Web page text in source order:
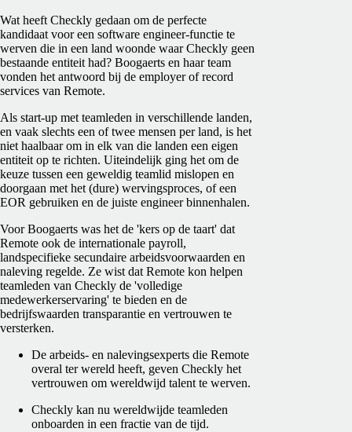
Wat heeft Checkly gedaan om de perfecte
kandidaat voor een software engineer-functie te
werven die in een land woonde waar Checkly geen
bestaande entiteit had? Boogaerts en haar team
vonden het antwoord bij de employer of record
services van Remote.
Als start-up met teamleden in verschillende landen,
en vaak slechts een of twee mensen per land, is het
niet haalbaar om in elk van die landen een eigen
entiteit op te richten. Uiteindelijk ging het om de
keuze tussen een geweldig teamlid mislopen en
doorgaan met het (dure) wervingsproces, of een
EOR gebruiken en de juiste engineer binnenhalen.
Voor Boogaerts was het de 'kers op de taart' dat
Remote ook de internationale payroll,
landspecifieke secundaire arbeidsvoorwaarden en
naleving regelde. Ze wist dat Remote kon helpen
teamleden van Checkly de 'volledige
medewerkerservaring' te bieden en de
bedrijfswaarden transparantie en vertrouwen te
versterken.
De arbeids- en nalevingsexperts die Remote
overal ter wereld heeft, geven Checkly het
vertrouwen om wereldwijd talent te werven.
Checkly kan nu wereldwijde teamleden
onboarden in een fractie van de tijd.